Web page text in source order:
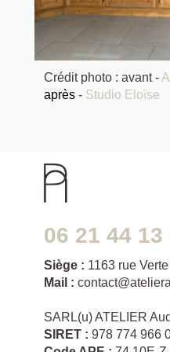
06 21 44 13
Siège : 1163 rue
Mail :
SARL(u) ATELIER
SIRET : 978 774 966
Crédit photo : avant -
après - Studio Eloïse